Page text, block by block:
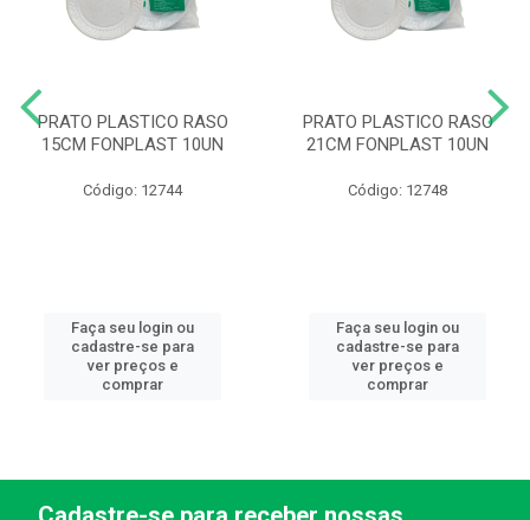
PRATO PLASTICO RASO
15CM FONPLAST 10UN
Código: 12744
Faça seu login ou
cadastre-se para
ver preços e
comprar
PRATO PLASTICO RASO
21CM FONPLAST 10UN
Código: 12748
Faça seu login ou
cadastre-se para
ver preços e
comprar